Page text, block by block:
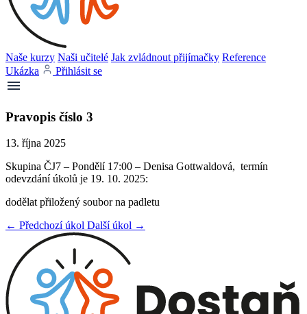
Naše kurzy Naši učitelé Jak zvládnout přijímačky Reference
Ukázka
Přihlásit se
Pravopis číslo 3
13. října 2025
Skupina ČJ7 – Pondělí 17:00 – Denisa Gottwaldová, termín
odevzdání úkolů je 19. 10. 2025:
dodělat přiložený soubor na padletu
← Předchozí úkol Další úkol →